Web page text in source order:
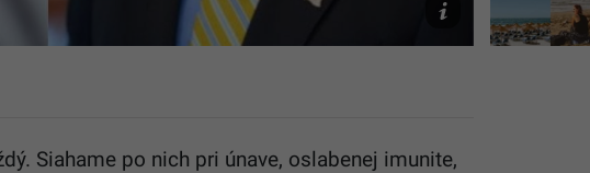
Freepik/X/@DrEvanLevine
Siahame po nich pri únave, oslabenej imunite,